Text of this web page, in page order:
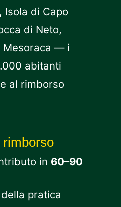
Isola di Capo
di Neto,
Mesoraca — i
abitanti
al rimborso
rimborso
in 60–90
pratica